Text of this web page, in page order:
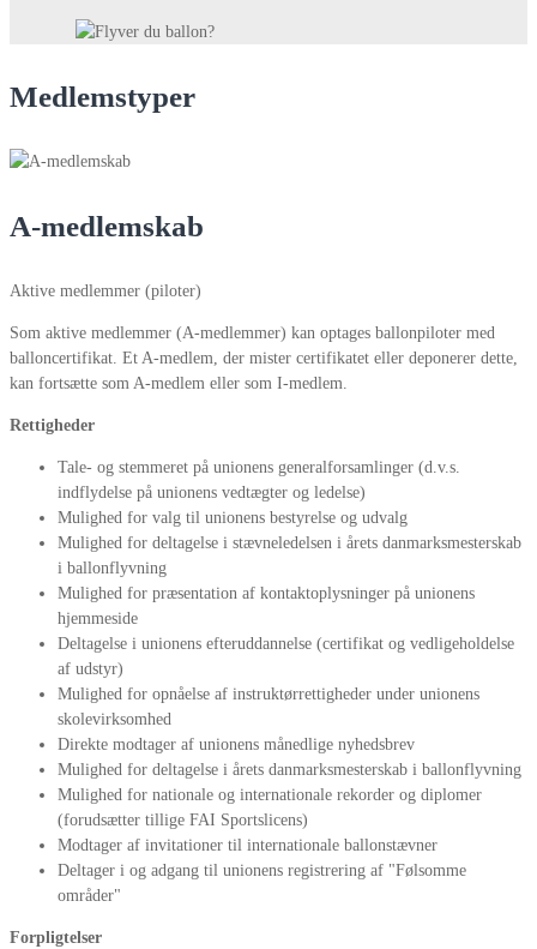
Medlemstyper
A-medlemskab
Aktive medlemmer (piloter)
Som aktive medlemmer (A-medlemmer) kan optages ballonpiloter med
balloncertifikat. Et A-medlem, der mister certifikatet eller deponerer dette,
kan fortsætte som A-medlem eller som I-medlem.
Rettigheder
Tale- og stemmeret på unionens generalforsamlinger (d.v.s.
indflydelse på unionens vedtægter og ledelse)
Mulighed for valg til unionens bestyrelse og udvalg
Mulighed for deltagelse i stævneledelsen i årets danmarksmesterskab
i ballonflyvning
Mulighed for præsentation af kontaktoplysninger på unionens
hjemmeside
Deltagelse i unionens efteruddannelse (certifikat og vedligeholdelse
af udstyr)
Mulighed for opnåelse af instruktørrettigheder under unionens
skolevirksomhed
Direkte modtager af unionens månedlige nyhedsbrev
Mulighed for deltagelse i årets danmarksmesterskab i ballonflyvning
Mulighed for nationale og internationale rekorder og diplomer
(forudsætter tillige FAI Sportslicens)
Modtager af invitationer til internationale ballonstævner
Deltager i og adgang til unionens registrering af "Følsomme
områder"
Forpligtelser